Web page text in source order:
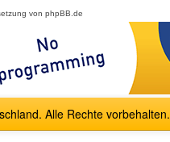
von phpBB.de
Alle Rechte vorbehalten.